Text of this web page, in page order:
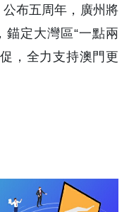
公布五周年，廣州將
錨定大灣區“一點兩
，全力支持澳門更